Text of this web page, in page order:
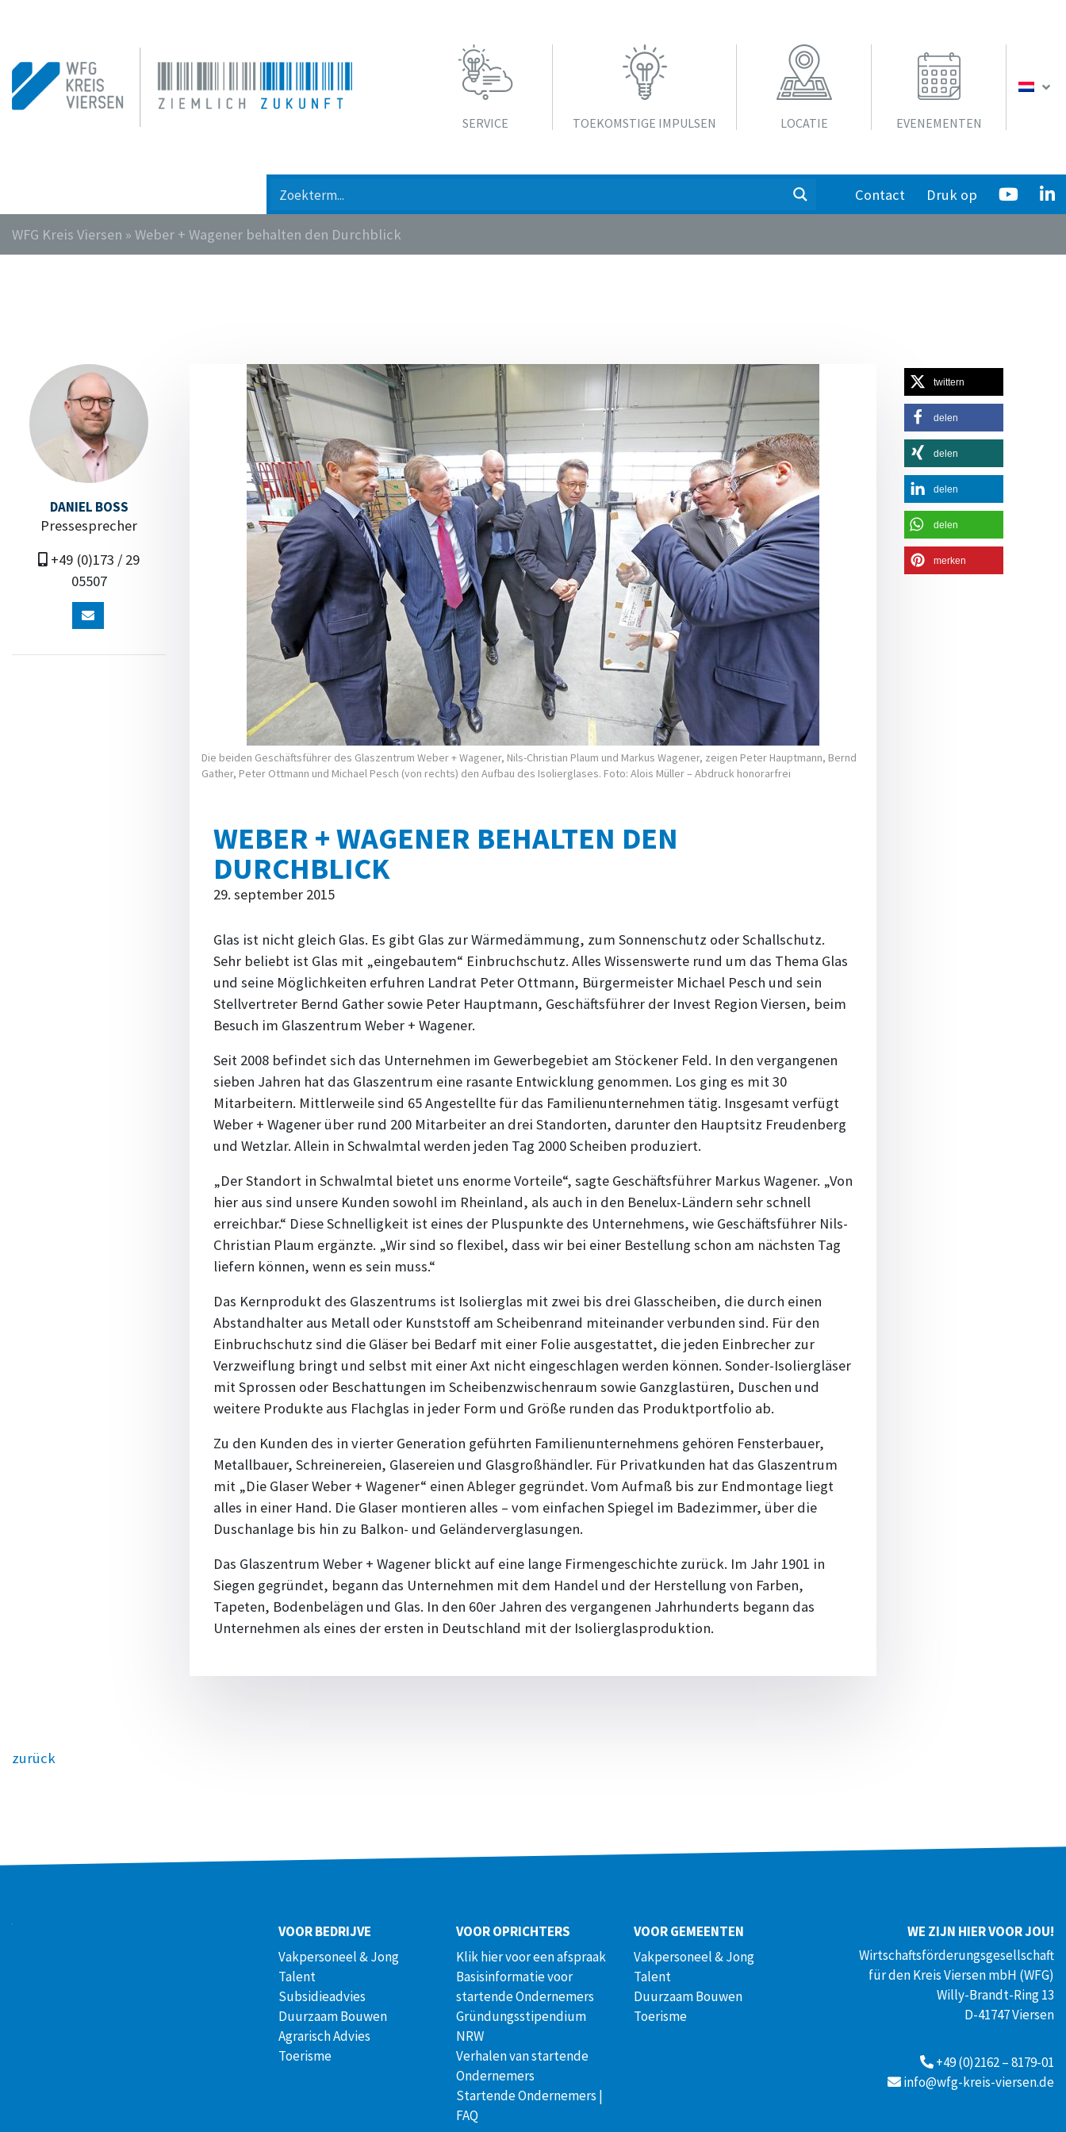
SERVICE TOEKOMSTIGE IMPULSEN LOCATIE EVENEMENTEN
Contact Druk op
WFG Kreis Viersen » Weber + Wagener behalten den Durchblick
DANIEL BOSS
Pressesprecher
+49 (0)173 / 29
05507
Die beiden Geschäftsführer des Glaszentrum Weber + Wagener, Nils-Christian Plaum und Markus Wagener, zeigen Peter Haupt­mann, Bernd
Gather, Peter Ottmann und Michael Pesch (von rechts) den Aufbau des Isolier­glases. Foto: Alois Müller – Abdruck honorarfrei
WEBER + WAGENER BEHALTEN DEN
DURCHBLICK
29. september 2015
Glas ist nicht gleich Glas. Es gibt Glas zur Wärmedämmung, zum Sonnenschutz oder Schallschutz.
Sehr beliebt ist Glas mit „eingebautem“ Einbruchschutz. Alles Wissenswerte rund um das Thema Glas
und seine Möglichkeiten erfuhren Landrat Peter Ottmann, Bürgermeister Michael Pesch und sein
Stellvertreter Bernd Gather sowie Peter Hauptmann, Geschäftsführer der Invest Region Viersen, beim
Besuch im Glas­zentrum Weber + Wagener.
Seit 2008 befindet sich das Unternehmen im Gewerbegebiet am Stöckener Feld. In den vergangenen
sieben Jahren hat das Glaszentrum eine rasante Entwicklung genommen. Los ging es mit 30
Mitarbeitern. Mittlerweile sind 65 Angestellte für das Familienunternehmen tätig. Insgesamt verfügt
Weber + Wagener über rund 200 Mitarbeiter an drei Standorten, darunter den Hauptsitz Freudenberg
und Wetzlar. Allein in Schwalmtal werden jeden Tag 2000 Scheiben produziert.
„Der Standort in Schwalmtal bietet uns enorme Vorteile“, sagte Geschäfts­führer Markus Wagener. „Von
hier aus sind unsere Kunden sowohl im Rheinland, als auch in den Benelux-Ländern sehr schnell
erreichbar.“ Diese Schnelligkeit ist eines der Pluspunkte des Unter­nehmens, wie Geschäftsführer Nils-
Christian Plaum ergänzte. „Wir sind so flexibel, dass wir bei einer Bestellung schon am nächsten Tag
liefern können, wenn es sein muss.“
Das Kernprodukt des Glaszentrums ist Isolierglas mit zwei bis drei Glas­scheiben, die durch einen
Abstandhalter aus Metall oder Kunststoff am Scheibenrand miteinander verbunden sind. Für den
Einbruchschutz sind die Gläser bei Bedarf mit einer Folie ausgestattet, die jeden Einbrecher zur
Verzweiflung bringt und selbst mit einer Axt nicht eingeschlagen werden können. Sonder-Isoliergläser
mit Sprossen oder Beschattungen im Scheibenzwischenraum sowie Ganzglastüren, Duschen und
weitere Produkte aus Flachglas in jeder Form und Größe runden das Produkt­port­folio ab.
Zu den Kunden des in vierter Generation geführten Familien­unter­nehmens gehören Fensterbauer,
Metallbauer, Schreinereien, Glasereien und Glasgroßhändler. Für Privatkunden hat das Glaszentrum
mit „Die Glaser Weber + Wagener“ einen Ableger gegründet. Vom Aufmaß bis zur Endmontage liegt
alles in einer Hand. Die Glaser montieren alles – vom einfachen Spiegel im Badezimmer, über die
Duschanlage bis hin zu Balkon- und Geländerverglasungen.
Das Glaszentrum Weber + Wagener blickt auf eine lange Firmen­geschichte zurück. Im Jahr 1901 in
Siegen gegründet, begann das Unternehmen mit dem Handel und der Herstellung von Farben,
Tapeten, Bodenbelägen und Glas. In den 60er Jahren des vergangenen Jahrhunderts begann das
Unternehmen als eines der ersten in Deutschland mit der Isolierglasproduktion.
twittern
delen
delen
delen
delen
merken
zurück
VOOR BEDRIJVE
Vakpersoneel & Jong
Talent
Subsidieadvies
Duurzaam Bouwen
Agrarisch Advies
Toerisme
VOOR OPRICHTERS
Klik hier voor een afspraak
Basisinformatie voor
startende Ondernemers
Gründungsstipendium
NRW
Verhalen van startende
Ondernemers
Startende Ondernemers |
FAQ
VOOR GEMEENTEN
Vakpersoneel & Jong
Talent
Duurzaam Bouwen
Toerisme
WE ZIJN HIER VOOR JOU!
Wirtschaftsförderungsgesellschaft
für den Kreis Viersen mbH (WFG)
Willy-Brandt-Ring 13
D-41747 Viersen
+49 (0)2162 – 8179-01
info@wfg-kreis-viersen.de